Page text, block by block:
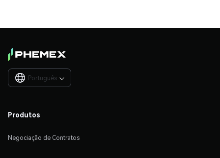
Português 
Produtos
Negociação de Contratos